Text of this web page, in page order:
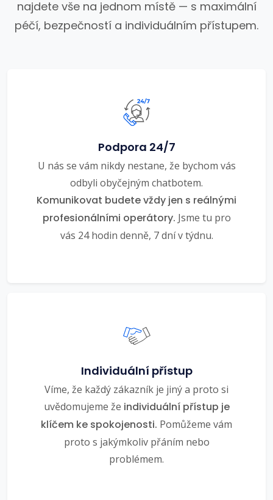
najdete vše na jednom místě — s maximální
péčí, bezpečností a individuálním přístupem.
Podpora 24/7
U nás se vám nikdy nestane, že bychom vás
odbyli obyčejným chatbotem.
Komunikovat budete vždy jen s reálnými
profesionálními operátory. Jsme tu pro
vás 24 hodin denně, 7 dní v týdnu.
Individuální přístup
Víme, že každý zákazník je jiný a proto si
uvědomujeme že individuální přístup je
klíčem ke spokojenosti. Pomůžeme vám
proto s jakýmkoliv přáním nebo
problémem.